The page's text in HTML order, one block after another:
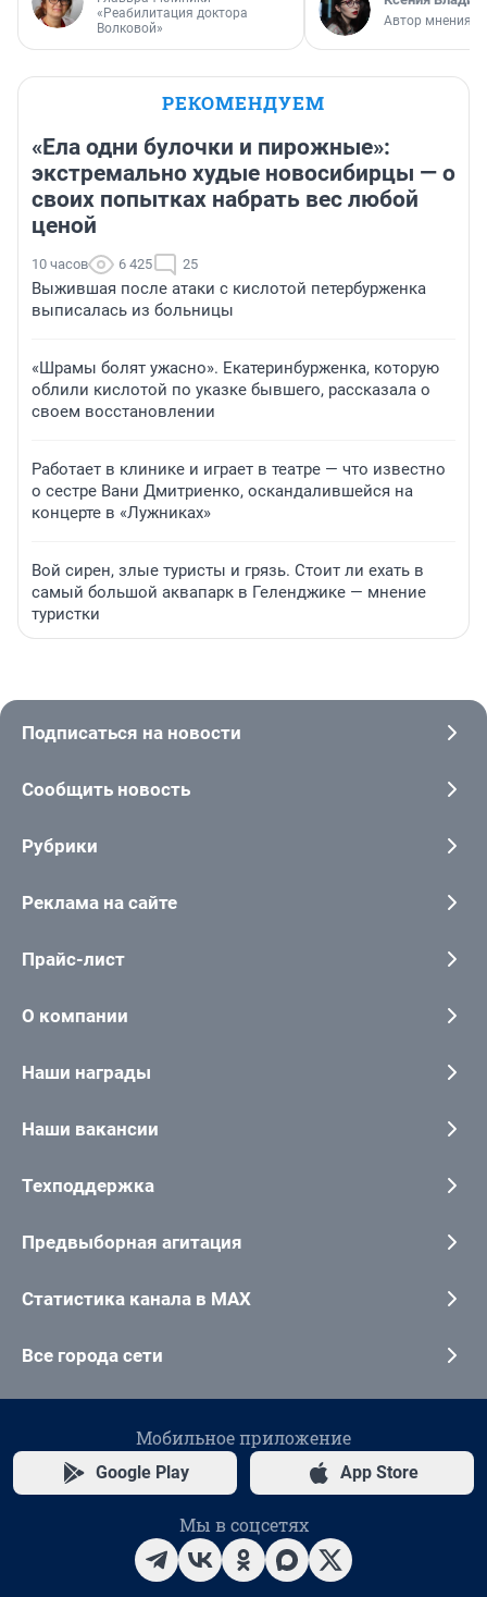
«Реабилитация доктора
Волковой»
Автор мнения
РЕКОМЕНДУЕМ
«Ела одни булочки и пирожные»:
экстремально худые новосибирцы — о
своих попытках набрать вес любой
ценой
10 часов 6 425 25
Выжившая после атаки с кислотой петербурженка
выписалась из больницы
«Шрамы болят ужасно». Екатеринбурженка, которую
облили кислотой по указке бывшего, рассказала о
своем восстановлении
Работает в клинике и играет в театре — что известно
о сестре Вани Дмитриенко, оскандалившейся на
концерте в «Лужниках»
Вой сирен, злые туристы и грязь. Стоит ли ехать в
самый большой аквапарк в Геленджике — мнение
туристки
Подписаться на новости
Сообщить новость
Рубрики
Реклама на сайте
Прайс-лист
О компании
Наши награды
Наши вакансии
Техподдержка
Предвыборная агитация
Статистика канала в MAX
Все города сети
Мобильное приложение
Google Play App Store
Мы в соцсетях